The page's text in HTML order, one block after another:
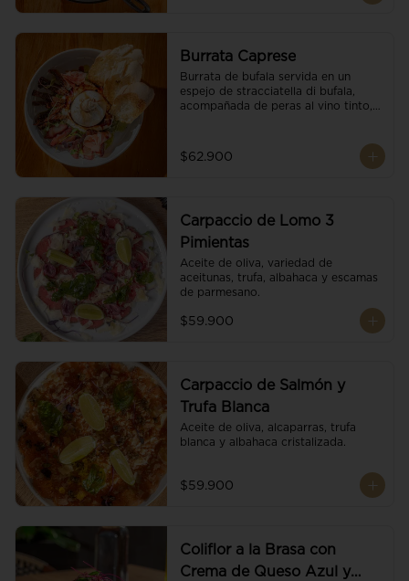
Burrata Caprese
Burrata de bufala servida en un
espejo de stracciatella di bufala,
acompañada de peras al vino tinto,
pesto y reducción de balsámico.
$62.900
Carpaccio de Lomo 3
Pimientas
Aceite de oliva, variedad de
aceitunas, trufa, albahaca y escamas
de parmesano.
$59.900
Carpaccio de Salmón y
Trufa Blanca
Aceite de oliva, alcaparras, trufa
blanca y albahaca cristalizada.
$59.900
Coliflor a la Brasa con
Crema de Queso Azul y